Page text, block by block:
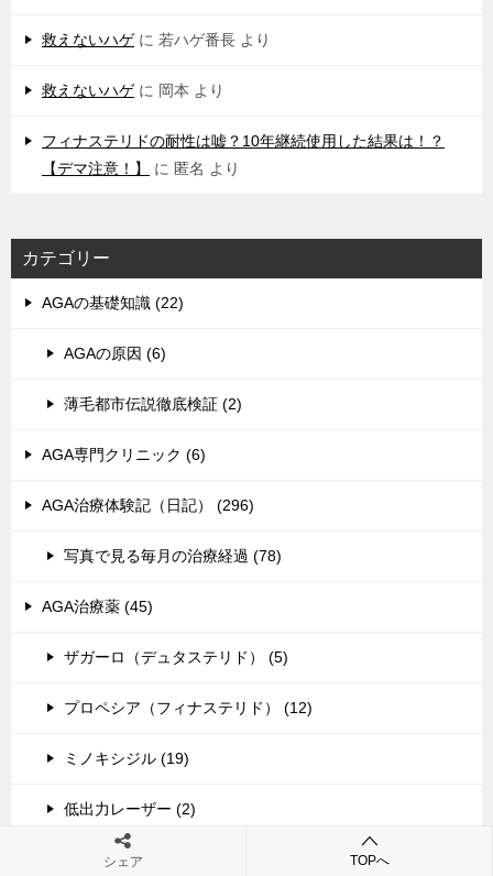
救えないハゲに 若ハゲ番長 より
救えないハゲに 岡本 より
フィナステリドの耐性は嘘？10年継続使用した結果は！？
【デマ注意！】
に 匿名 より
カテゴリー
AGAの基礎知識 (22)
AGAの原因 (6)
薄毛都市伝説徹底検証 (2)
AGA専門クリニック (6)
AGA治療体験記（日記） (296)
写真で見る毎月の治療経過 (78)
AGA治療薬 (45)
ザガーロ（デュタステリド） (5)
プロペシア（フィナステリド） (12)
ミノキシジル (19)
低出力レーザー (2)
薬の一般知識 (4)
シェア TOPへ